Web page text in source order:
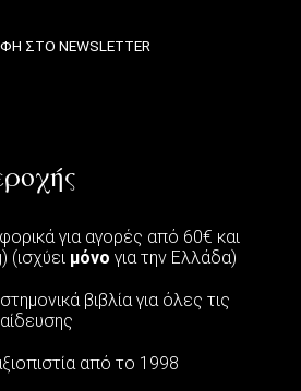
ΣΤΟ NEWSLETTER
για αγορές από 60€ και
μόνο για την Ελλάδα)
βιβλία για όλες τις
από το 1998